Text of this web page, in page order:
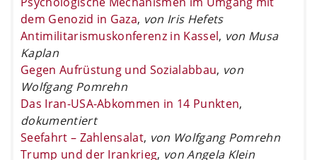
dem Genozid in Gaza, von Iris Hefets
Antimilitarismuskonferenz in Kassel, von Musa
Kaplan
Gegen Aufrüstung und Sozialabbau, von
Wolfgang Pomrehn
Das Iran-USA-Abkommen in 14 Punkten,
dokumentiert
Seefahrt – Zahlensalat, von Wolfgang Pomrehn
Trump und der Irankrieg, von Angela Klein